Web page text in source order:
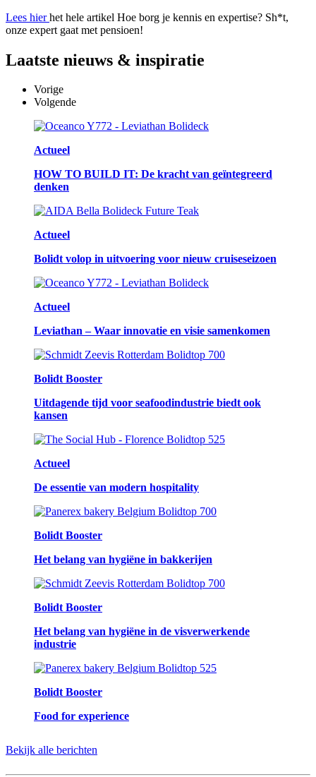
Lees hierhet hele artikel Hoe borg je kennis en expertise? Sh*t,
onze expert gaat met pensioen!
Laatste nieuws & inspiratie
Vorige
Volgende
Actueel
HOW TO BUILD IT: De kracht van geïntegreerd
denken
Actueel
Bolidt volop in uitvoering voor nieuw cruiseseizoen
Actueel
Leviathan – Waar innovatie en visie samenkomen
Bolidt Booster
Uitdagende tijd voor seafoodindustrie biedt ook
kansen
Actueel
De essentie van modern hospitality
Bolidt Booster
Het belang van hygiëne in bakkerijen
Bolidt Booster
Het belang van hygiëne in de visverwerkende
industrie
Bolidt Booster
Food for experience
Bekijk alle berichten